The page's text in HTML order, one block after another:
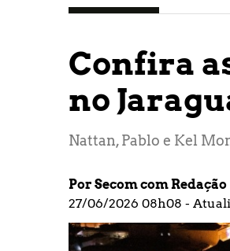
Confira
no
Nattan, Pablo e Kel
Por Secom com Redação
27/06/2026 08h08 -